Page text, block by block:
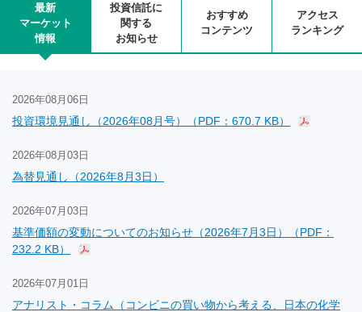
最新
マーケット
情報
投資信託に
関する
お知らせ
おすすめ
コンテンツ
アクセス
ランキング
2026年08月06日
投資環境見通し（2026年08月号）（PDF：670.7 KB）
2026年08月03日
為替見通し（2026年8月3日）
2026年07月03日
基準価額の変動についてのお知らせ（2026年7月3日）（PDF：
232.2 KB）
2026年07月01日
アナリスト・コラム（コンビニの買い物から考える、日本の化学